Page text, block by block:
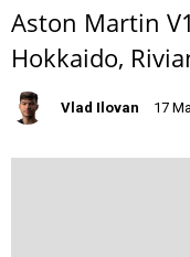
Aston Martin
Hokkaido,
Vlad Ilovan 17